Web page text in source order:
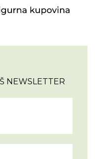
NEWSLETTER